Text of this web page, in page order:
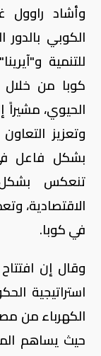
وأشاد راوول
الكوبي
للتنمية
كوبا من
الحيوي،
وتعزيز
بشكل فاعل في
تنعكس
الاقتصادية،
في كوبا.
وقال إن
حيث يساهم